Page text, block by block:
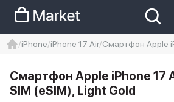
Iphone 14 pro max
айфон 14
iPhone iPhone 17 Air Смартфон Apple
Смартфон Apple iPhone 17
SIM (eSIM), Light Gold